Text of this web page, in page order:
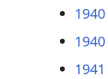
1940
1940
1941